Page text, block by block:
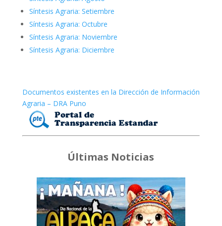
Síntesis Agraria: Setiembre
Síntesis Agraria: Octubre
Síntesis Agraria: Noviembre
Síntesis Agraria: Diciembre
Documentos existentes en la Dirección de Información
Agraria – DRA Puno
Últimas Noticias